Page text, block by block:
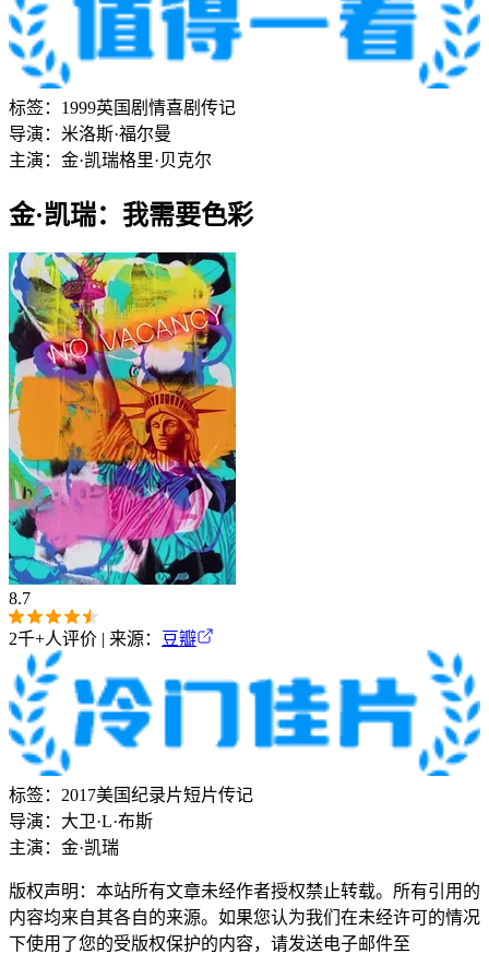
标签： 1999英国 剧情喜剧 传记
导演： 米洛斯·福尔曼
主演： 金·凯瑞格里·贝克尔
金·凯瑞：我需要色彩
8.7
2千+人评价 | 来源： 豆瓣
标签： 2017美国纪录片短片传记
导演： 大卫·L·布斯
主演： 金·凯瑞
版权声明：本站所有文章未经作者授权禁止转载。所有引用的
内容均来自其各自的来源。如果您认为我们在未经许可的情况
下使用了您的受版权保护的内容，请发送电子邮件至